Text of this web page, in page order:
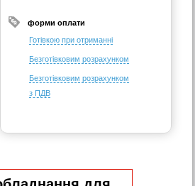
форми оплати
Готівкою при отриманні
Безготівковим розрахунком
Безготівковим розрахунком
з ПДВ